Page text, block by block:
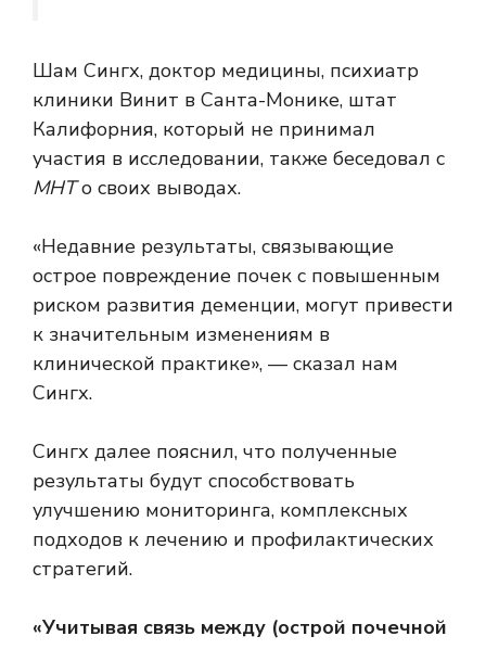
Шам Сингх, доктор медицины, психиатр
клиники Винит в Санта-Монике, штат
Калифорния, который не принимал
участия в исследовании, также беседовал с
МНТо своих выводах.
«Недавние результаты, связывающие
острое повреждение почек с повышенным
риском развития деменции, могут привести
к значительным изменениям в
клинической практике», — сказал нам
Сингх.
Сингх далее пояснил, что полученные
результаты будут способствовать
улучшению мониторинга, комплексных
подходов к лечению и профилактических
стратегий.
«Учитывая связь между (острой почечной